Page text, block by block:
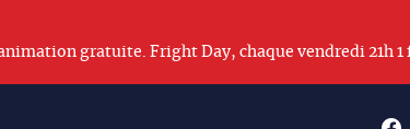
gratuite. Fright Day, chaque vendredi 21h